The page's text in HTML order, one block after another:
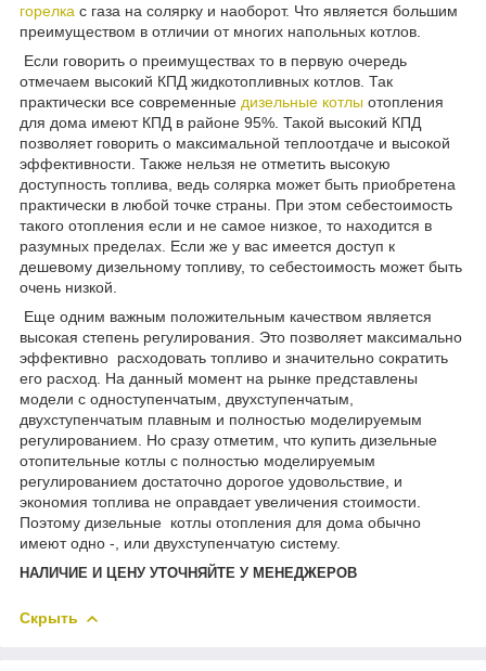
горелка с газа на солярку и наоборот. Что является большим
преимуществом в отличии от многих напольных котлов.
Если говорить о преимуществах то в первую очередь
отмечаем высокий КПД жидкотопливных котлов. Так
практически все современные дизельные котлы отопления
для дома имеют КПД в районе 95%. Такой высокий КПД
позволяет говорить о максимальной теплоотдаче и высокой
эффективности. Также нельзя не отметить высокую
доступность топлива, ведь солярка может быть приобретена
практически в любой точке страны. При этом себестоимость
такого отопления если и не самое низкое, то находится в
разумных пределах. Если же у вас имеется доступ к
дешевому дизельному топливу, то себестоимость может быть
очень низкой.
Еще одним важным положительным качеством является
высокая степень регулирования. Это позволяет максимально
эффективно расходовать топливо и значительно сократить
его расход. На данный момент на рынке представлены
модели с одноступенчатым, двухступенчатым,
двухступенчатым плавным и полностью моделируемым
регулированием. Но сразу отметим, что купить дизельные
отопительные котлы с полностью моделируемым
регулированием достаточно дорогое удовольствие, и
экономия топлива не оправдает увеличения стоимости.
Поэтому дизельные котлы отопления для дома обычно
имеют одно -, или двухступенчатую систему.
НАЛИЧИЕ И ЦЕНУ УТОЧНЯЙТЕ У МЕНЕДЖЕРОВ
Скрыть